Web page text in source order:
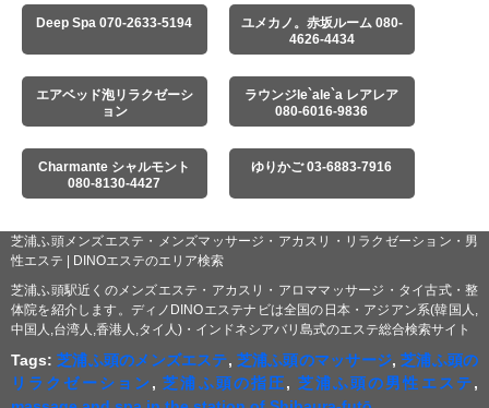
Deep Spa 070-2633-5194
ユメカノ。赤坂ルーム 080-
4626-4434
エアベッド泡リラクゼーシ
ョン
ラウンジle`ale`a レアレア
080-6016-9836
Charmante シャルモント
080-8130-4427
ゆりかご 03-6883-7916
芝浦ふ頭メンズエステ・メンズマッサージ・アカスリ・リラクゼーション・男
性エステ | DINOエステのエリア検索
芝浦ふ頭駅近くのメンズエステ・アカスリ・アロママッサージ・タイ古式・整
体院を紹介します。ディノDINOエステナビは全国の日本・アジアン系(韓国人,
中国人,台湾人,香港人,タイ人)・インドネシアバリ島式のエステ総合検索サイト
Tags:芝浦ふ頭のメンズエステ, 芝浦ふ頭のマッサージ,芝浦ふ頭の
リラクゼーション,芝浦ふ頭の指圧, 芝浦ふ頭の男性エステ,